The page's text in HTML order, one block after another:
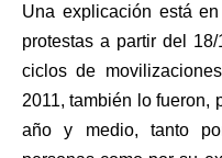
Una explicación está
protestas a partir del
ciclos de
2011, también lo fueron,
año y medio, tanto